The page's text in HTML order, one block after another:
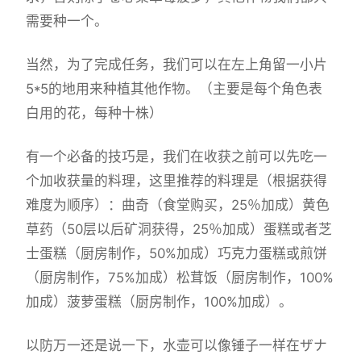
需要种一个。
当然，为了完成任务，我们可以在左上角留一小片
5*5的地用来种植其他作物。（主要是每个角色表
白用的花，每种十株）
有一个必备的技巧是，我们在收获之前可以先吃一
个加收获量的料理，这里推荐的料理是（根据获得
难度为顺序）：曲奇（食堂购买，25％加成）黄色
草药（50层以后矿洞获得，25％加成）蛋糕或者芝
士蛋糕（厨房制作，50%加成）巧克力蛋糕或煎饼
（厨房制作，75%加成）松茸饭（厨房制作，100%
加成）菠萝蛋糕（厨房制作，100%加成）。
以防万一还是说一下，水壶可以像锤子一样在ザナ